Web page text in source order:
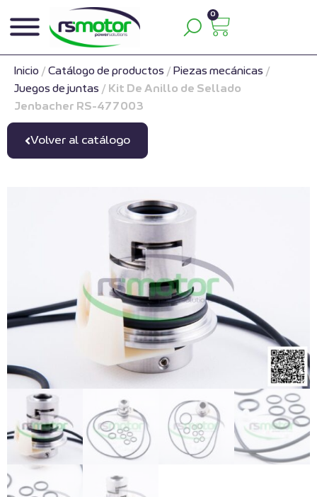
0
Inicio / Catálogo de productos / Piezas mecánicas /
Juegos de juntas / Kit De Anillo de Sellado
Jenbacher RS-477003
Volver al catálogo